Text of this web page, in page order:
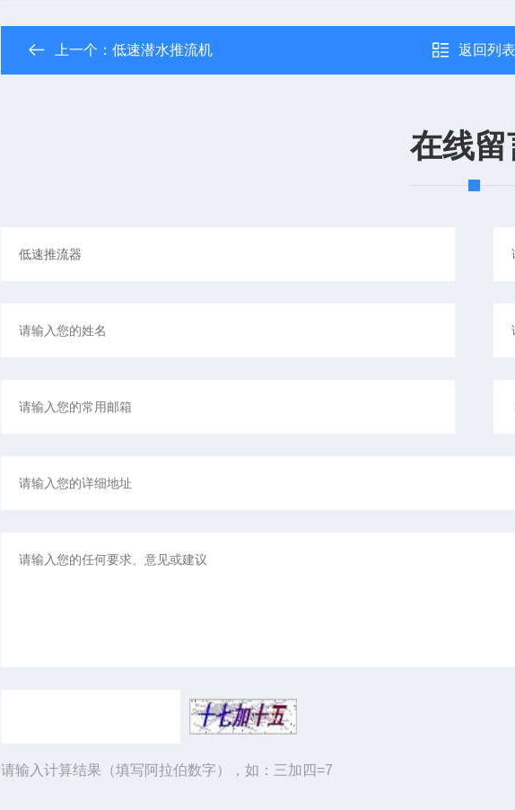
上一个： 低速潜水推流机 返回列表
在线留
请输入计算结果（填写阿拉伯数字），如：三加四=7